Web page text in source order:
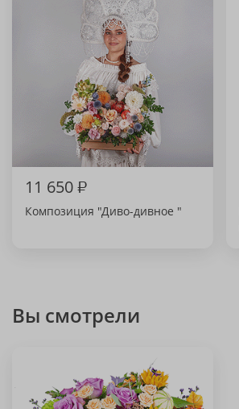
11 650₽
Композиция "Диво-дивное "
Вы смотрели